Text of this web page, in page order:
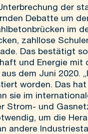
der
Debatte um
im
zahllose
Das bestätigt
und Energie
dem Juni
worden. Das
sie im
Strom- und
um die
andere